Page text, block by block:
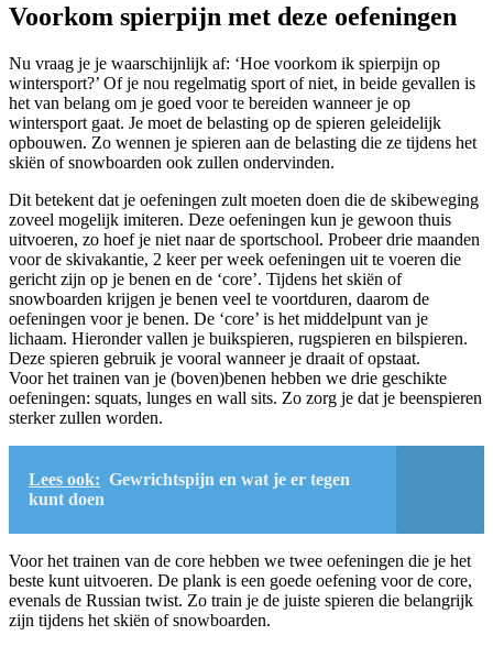
Voorkom spierpijn met deze oefeningen
Nu vraag je je waarschijnlijk af: ‘Hoe voorkom ik spierpijn op
wintersport?’ Of je nou regelmatig sport of niet, in beide gevallen is
het van belang om je goed voor te bereiden wanneer je op
wintersport gaat. Je moet de belasting op de spieren geleidelijk
opbouwen. Zo wennen je spieren aan de belasting die ze tijdens het
skiën of snowboarden ook zullen ondervinden.
Dit betekent dat je oefeningen zult moeten doen die de skibeweging
zoveel mogelijk imiteren. Deze oefeningen kun je gewoon thuis
uitvoeren, zo hoef je niet naar de sportschool. Probeer drie maanden
voor de skivakantie, 2 keer per week oefeningen uit te voeren die
gericht zijn op je benen en de ‘core’. Tijdens het skiën of
snowboarden krijgen je benen veel te voortduren, daarom de
oefeningen voor je benen. De ‘core’ is het middelpunt van je
lichaam. Hieronder vallen je buikspieren, rugspieren en bilspieren.
Deze spieren gebruik je vooral wanneer je draait of opstaat.
Voor het trainen van je (boven)benen hebben we drie geschikte
oefeningen: squats, lunges en wall sits. Zo zorg je dat je beenspieren
sterker zullen worden.
Lees ook: Gewrichtspijn en wat je er tegen
kunt doen
Voor het trainen van de core hebben we twee oefeningen die je het
beste kunt uitvoeren. De plank is een goede oefening voor de core,
evenals de Russian twist. Zo train je de juiste spieren die belangrijk
zijn tijdens het skiën of snowboarden.